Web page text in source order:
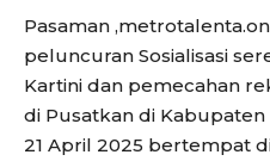
Pasaman
peluncuran Sosialisasi
Kartini dan pemecahan
di Pusatkan di Kabupaten
21 April 2025 bertempat